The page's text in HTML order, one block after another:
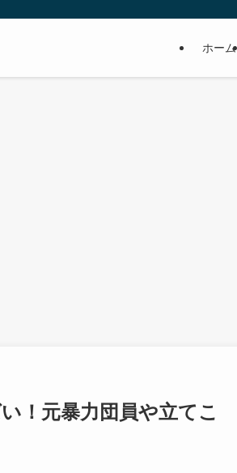
ホーム
！元暴力団員や立てこ